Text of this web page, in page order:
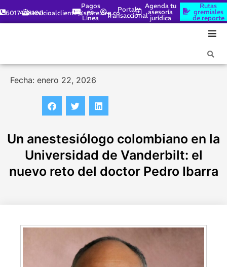
6017448100servicioalcliente@scare.org.co
Pagos
en
Línea
Portal
Transaccional
Agenda tu
asesoría
jurídica
Rutas
gremiales
de reporte
Fecha: enero 22, 2026
Un anestesiólogo colombiano en la
Universidad de Vanderbilt: el
nuevo reto del doctor Pedro Ibarra